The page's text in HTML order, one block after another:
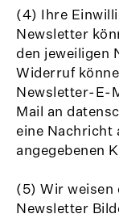
(4) Ihre
Newsletter
den jeweiligen
Widerruf
Newsletter-E-
Mail an
eine Nachricht
angegebenen
(5) Wir weisen
Newsletter